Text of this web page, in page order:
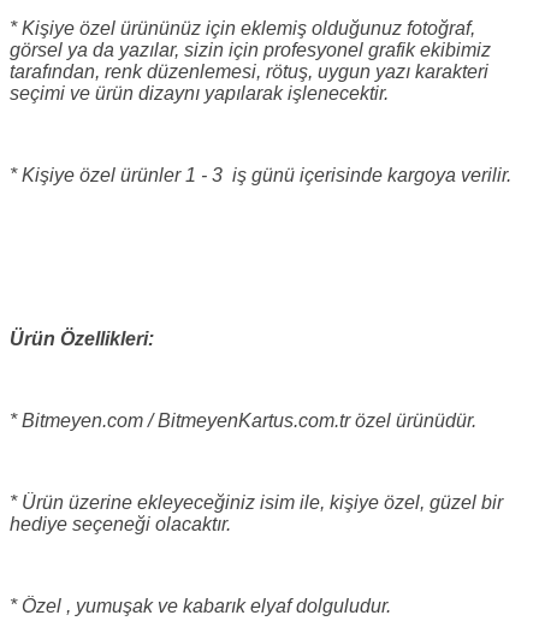
* Kişiye özel ürününüz için eklemiş olduğunuz fotoğraf,
görsel ya da yazılar, sizin için profesyonel grafik ekibimiz
tarafından, renk düzenlemesi, rötuş, uygun yazı karakteri
seçimi ve ürün dizaynı yapılarak işlenecektir.
* Kişiye özel ürünler 1 - 3 iş günü içerisinde kargoya verilir.
Ürün Özellikleri:
* Bitmeyen.com / BitmeyenKartus.com.tr özel ürünüdür.
* Ürün üzerine ekleyeceğiniz isim ile, kişiye özel, güzel bir
hediye seçeneği olacaktır.
* Özel , yumuşak ve kabarık elyaf dolguludur.